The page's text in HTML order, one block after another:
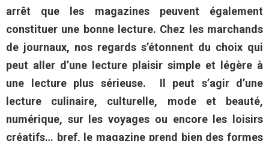
arrêt que les magazines peuvent également
constituer une bonne lecture. Chez les marchands
de journaux, nos regards s’étonnent du choix qui
peut aller d’une lecture plaisir simple et légère à
une lecture plus sérieuse. Il peut s’agir d’une
lecture culinaire, culturelle, mode et beauté,
numérique, sur les voyages ou encore les loisirs
créatifs… bref, le magazine prend bien des formes